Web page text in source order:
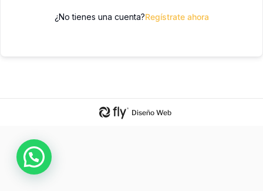
¿No tienes una cuenta?Regístrate ahora
Diseño Web